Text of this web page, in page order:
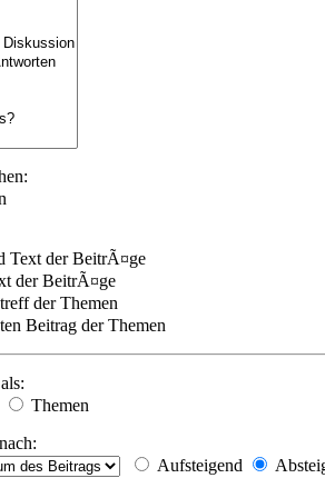
Text der BeitrÃ¤ge
der BeitrÃ¤ge
der Themen
Beitrag der Themen
Themen
Aufsteigend